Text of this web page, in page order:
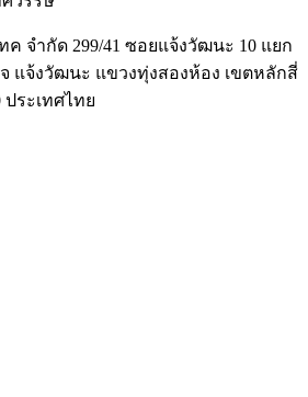
ค จำกัด 299/41 ซอยแจ้งวัฒนะ 10 แยก
แจ้งวัฒนะ แขวงทุ่งสองห้อง เขตหลักสี่
ประเทศไทย